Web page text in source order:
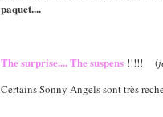
paquet....
The surprise.... The suspens !!!!! (
Certains Sonny Angels sont très